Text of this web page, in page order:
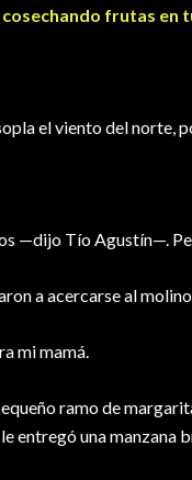
frutas
el viento del norte,
—dijo Tío Agustín—.
a acercarse al
mi mamá.
ramo de
entregó una manzana